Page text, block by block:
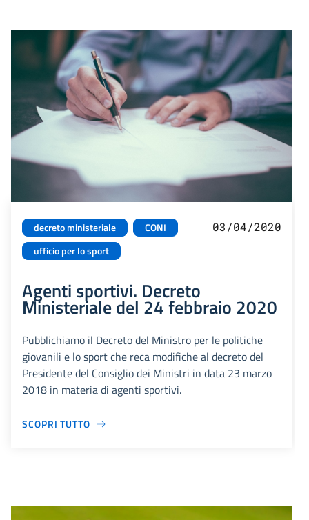
decreto ministeriale
CONI
ufficio per lo sport
03/04/2020
Agenti sportivi. Decreto
Ministeriale del 24 febbraio 2020
Pubblichiamo il Decreto del Ministro per le politiche
giovanili e lo sport che reca modifiche al decreto del
Presidente del Consiglio dei Ministri in data 23 marzo
2018 in materia di agenti sportivi.
SCOPRI TUTTO